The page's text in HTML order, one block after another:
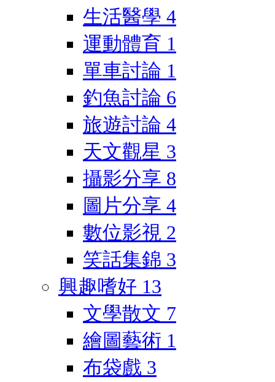
生活醫學 4
運動體育 1
單車討論 1
釣魚討論 6
旅遊討論 4
天文觀星 3
攝影分享 8
圖片分享 4
數位影視 2
笑話集錦 3
興趣嗜好 13
文學散文 7
繪圖藝術 1
布袋戲 3